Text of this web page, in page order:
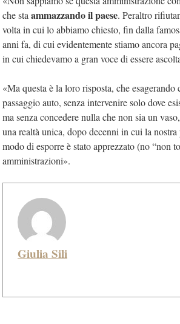
che sta ammazzando il paese. Peraltro
volta in cui lo abbiamo chiesto, fin dalla
anni fa, di cui evidentemente stiamo ancora
in cui chiedevamo a gran voce di essere
«Ma questa è la loro risposta, che esagerando
passaggio auto, senza intervenire solo dove
ma senza concedere nulla che non sia un
una realtà unica, dopo decenni in cui la nostra
modo di esporre è stato apprezzato (no “non
amministrazioni».
Giulia Sili